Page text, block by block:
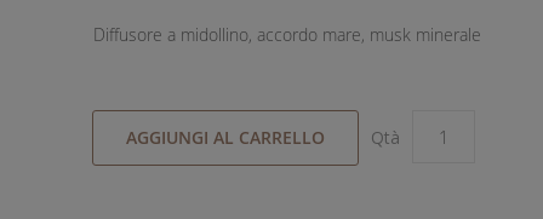
Diffusore a midollino, accordo mare, musk minerale
AGGIUNGI AL CARRELLO Qtà